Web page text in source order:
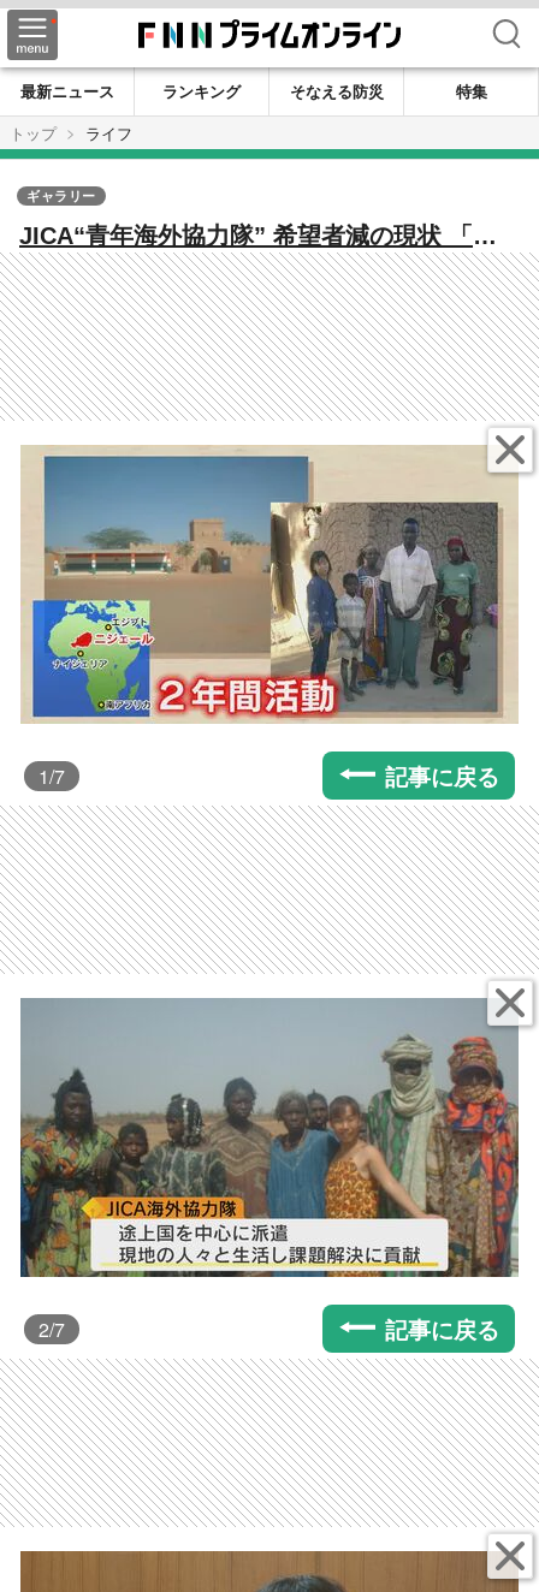
検索
最新ニュース ランキング そなえる防災
特集
トップ
ライフ
JICA“青年海外協力隊” 希望者減の現状 「途
上国を見て来た分だけ命の重さをとても感じ
ている」
ギャラリー
1/7 記事に戻る
2/7 記事に戻る